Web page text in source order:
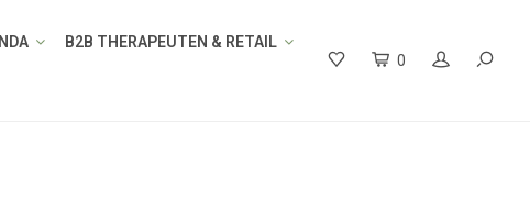
B2B THERAPEUTEN & RETAIL
0